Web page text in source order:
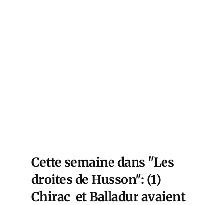
Cette semaine dans "Les
droites de Husson": (1)
Chirac et Balladur avaient